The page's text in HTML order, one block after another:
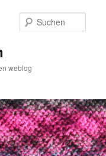
weblog